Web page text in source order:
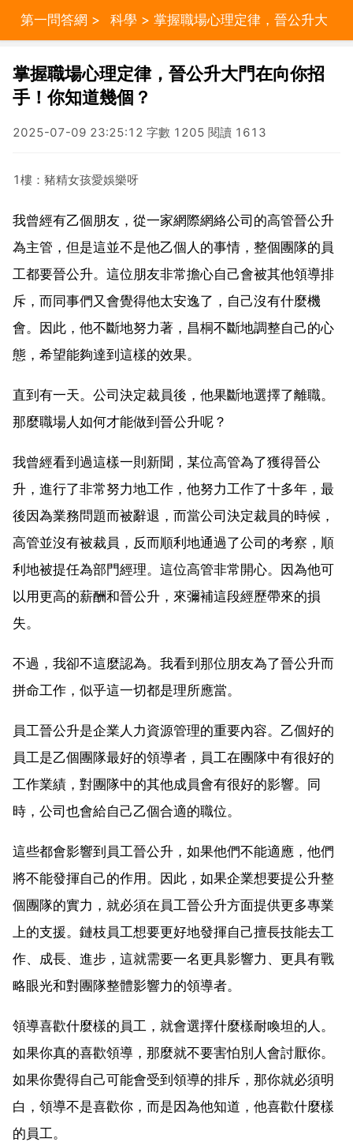
第一問答網 > 科學 > 掌握職場心理定律，晉公升大
門在向你招手！你知道幾個？
掌握職場心理定律，晉公升大門在向你招
手！你知道幾個？
2025-07-09 23:25:12 字數 1205 閱讀 1613
1樓：豬精女孩愛娛樂呀
我曾經有乙個朋友，從一家網際網絡公司的高管晉公升
為主管，但是這並不是他乙個人的事情，整個團隊的員
工都要晉公升。這位朋友非常擔心自己會被其他領導排
斥，而同事們又會覺得他太安逸了，自己沒有什麼機
會。因此，他不斷地努力著，昌桐不斷地調整自己的心
態，希望能夠達到這樣的效果。
直到有一天。公司決定裁員後，他果斷地選擇了離職。
那麼職場人如何才能做到晉公升呢？
我曾經看到過這樣一則新聞，某位高管為了獲得晉公
升，進行了非常努力地工作，他努力工作了十多年，最
後因為業務問題而被辭退，而當公司決定裁員的時候，
高管並沒有被裁員，反而順利地通過了公司的考察，順
利地被提任為部門經理。這位高管非常開心。因為他可
以用更高的薪酬和晉公升，來彌補這段經歷帶來的損
失。
不過，我卻不這麼認為。我看到那位朋友為了晉公升而
拼命工作，似乎這一切都是理所應當。
員工晉公升是企業人力資源管理的重要內容。乙個好的
員工是乙個團隊最好的領導者，員工在團隊中有很好的
工作業績，對團隊中的其他成員會有很好的影響。同
時，公司也會給自己乙個合適的職位。
這些都會影響到員工晉公升，如果他們不能適應，他們
將不能發揮自己的作用。因此，如果企業想要提公升整
個團隊的實力，就必須在員工晉公升方面提供更多專業
上的支援。鏈枝員工想要更好地發揮自己擅長技能去工
作、成長、進步，這就需要一名更具影響力、更具有戰
略眼光和對團隊整體影響力的領導者。
領導喜歡什麼樣的員工，就會選擇什麼樣耐喚坦的人。
如果你真的喜歡領導，那麼就不要害怕別人會討厭你。
如果你覺得自己可能會受到領導的排斥，那你就必須明
白，領導不是喜歡你，而是因為他知道，他喜歡什麼樣
的員工。